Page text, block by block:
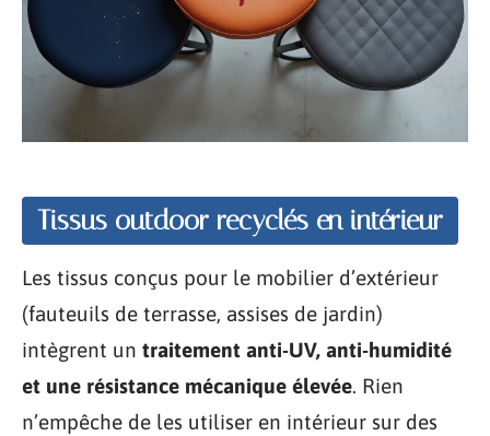
Tissus outdoor recyclés en intérieur
Les tissus conçus pour le mobilier d’extérieur
(fauteuils de terrasse, assises de jardin)
intègrent un traitement anti-UV, anti-humidité
et une résistance mécanique élevée. Rien
n’empêche de les utiliser en intérieur sur des